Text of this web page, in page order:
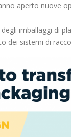
aperto nuove
imballaggi di
dei sistemi di